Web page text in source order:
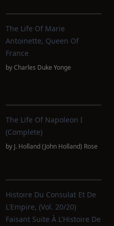
The Life Of Marie
Antoinette, Queen Of
France
byCharles Duke Yonge
The Life Of Napoleon I
(Complete)
by J. Holland (John Holland) Rose
Histoire Du Consulat Et De
L'Empire, (Vol. 20/20)
Faisant Suite À L'Histoire De